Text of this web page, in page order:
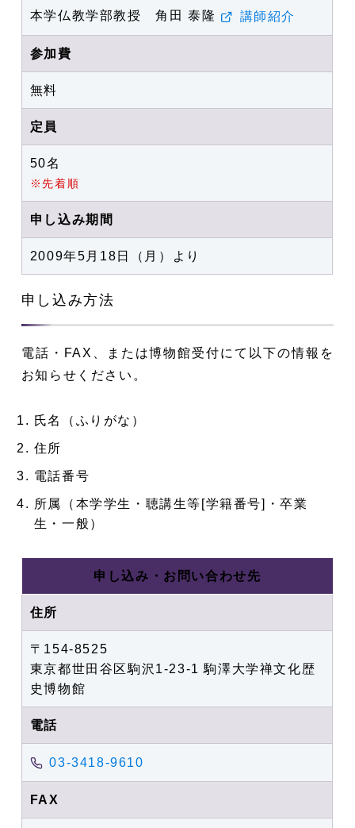
本学仏教学部教授 角田 泰隆 講師紹介
参加費
無料
定員
50名
※先着順
申し込み期間
2009年5月18日（月）より
申し込み方法
電話・FAX、または博物館受付にて以下の情報を
お知らせください。
氏名（ふりがな）
住所
電話番号
所属（本学学生・聴講生等[学籍番号]・卒業
生・一般）
申し込み・お問い合わせ先
住所
〒154-8525
東京都世田谷区駒沢1-23-1 駒澤大学禅文化歴
史博物館
電話
03-3418-9610
FAX